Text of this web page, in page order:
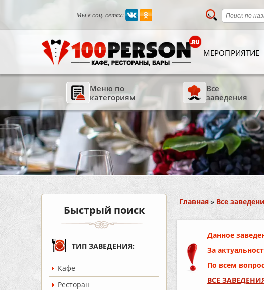
Мы в соц. сетях:
МЕРОПРИЯТИЕ
Меню по
категориям
Все
заведения
Быстрый поиск
ТИП ЗАВЕДЕНИЯ:
Кафе
Ресторан
Вы здесь
Главная » Все
Данное
За
По всем
ВСЕ